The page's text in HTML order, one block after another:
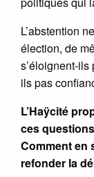
L’abstention
élection, de
s’éloignent-
ils pas
L’Haÿcité
ces
Comment en
refonder la